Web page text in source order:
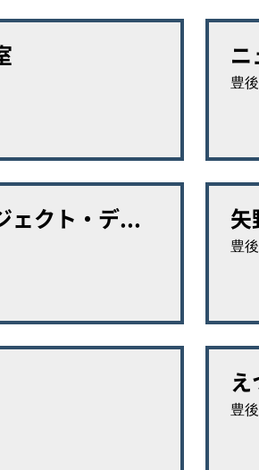
豊
ェクト・デ... 矢
豊
豊